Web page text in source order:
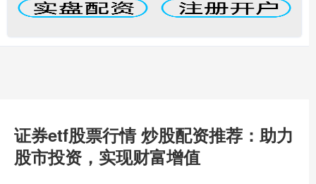
证券etf股票行情 炒股配资推荐：助力
股市投资，实现财富增值